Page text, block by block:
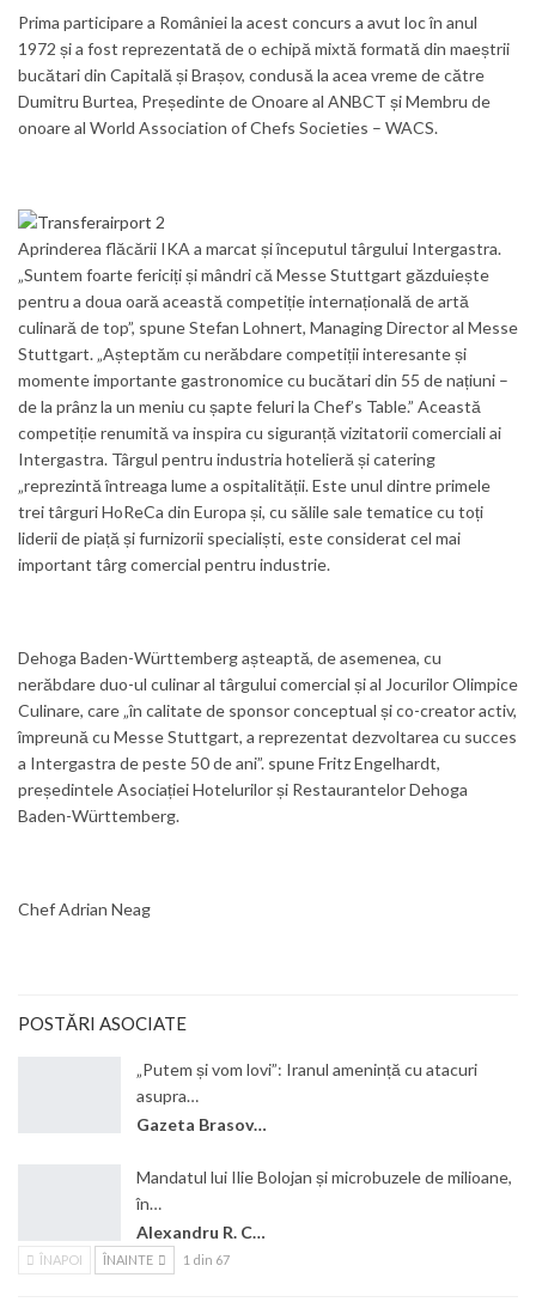
Prima participare a României la acest concurs a avut loc în anul
1972 și a fost reprezentată de o echipă mixtă formată din maeștrii
bucătari din Capitală și Brașov, condusă la acea vreme de către
Dumitru Burtea, Președinte de Onoare al ANBCT și Membru de
onoare al World Association of Chefs Societies – WACS.
Aprinderea flăcării IKA a marcat și începutul târgului Intergastra.
„Suntem foarte fericiți și mândri că Messe Stuttgart găzduiește
pentru a doua oară această competiție internațională de artă
culinară de top”, spune Stefan Lohnert, Managing Director al Messe
Stuttgart. „Așteptăm cu nerăbdare competiții interesante și
momente importante gastronomice cu bucătari din 55 de națiuni –
de la prânz la un meniu cu șapte feluri la Chef’s Table.” Această
competiție renumită va inspira cu siguranță vizitatorii comerciali ai
Intergastra. Târgul pentru industria hotelieră și catering
„reprezintă întreaga lume a ospitalității. Este unul dintre primele
trei târguri HoReCa din Europa și, cu sălile sale tematice cu toți
liderii de piață și furnizorii specialiști, este considerat cel mai
important târg comercial pentru industrie.
Dehoga Baden-Württemberg așteaptă, de asemenea, cu
nerăbdare duo-ul culinar al târgului comercial și al Jocurilor Olimpice
Culinare, care „în calitate de sponsor conceptual și co-creator activ,
împreună cu Messe Stuttgart, a reprezentat dezvoltarea cu succes
a Intergastra de peste 50 de ani”. spune Fritz Engelhardt,
președintele Asociației Hotelurilor și Restaurantelor Dehoga
Baden-Württemberg.
Chef Adrian Neag
POSTĂRI ASOCIATE
„Putem și vom lovi”: Iranul amenință cu atacuri
asupra…
Gazeta Brasovului
Mandatul lui Ilie Bolojan și microbuzele de milioane,
în…
Alexandru R. Cantemir
ÎNAPOI ÎNAINTE 1 din 67